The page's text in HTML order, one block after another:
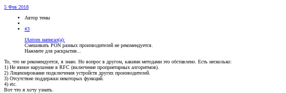
5 Фев 2018
Автор темы
#3
fAntom написал(а):
Смешивать PON разных производителей не рекомендуется.
Нажмите для раскрытия...
То, что не рекомендуется, я знаю. Но вопрос в другом, какими методами это обставлено. Есть несколько:
1) Не явное нарушение в RFC (включение проприетарных алгоритмов).
2) Лицензирование подключения устройств других производителей.
3) Отсутствие поддержки некоторых функций.
4) etc.
Вот что я хочу узнать.